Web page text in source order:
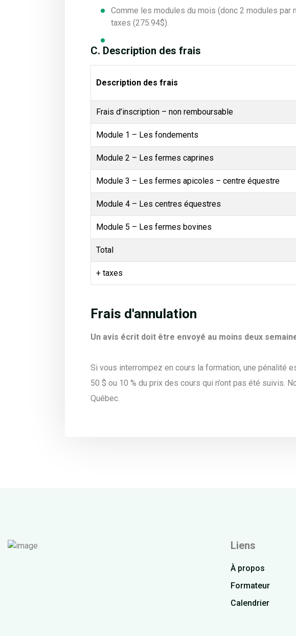
Comme les modules du mois (donc 2 modules
taxes (275.94$).
C. Description des frais
Description des frais
Frais d’inscription – non remboursable
Module 1 – Les fondements
Module 2 – Les fermes caprines
Module 3 – Les fermes apicoles – centre équestre
Module 4 – Les centres équestres
Module 5 – Les fermes bovines
Total
+ taxes
Frais d'annulation
Un avis écrit doit être envoyé au moins deux
Si vous interrompez en cours la formation, une pénalité
50 $ ou 10 % du prix des cours qui n’ont pas été suivis.
Québec.
Liens
À propos
Formateur
Calendrier